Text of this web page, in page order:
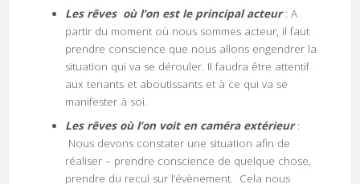
Les rêves où l’on est le principal acteur: A
partir du moment où nous sommes acteur, il faut
prendre conscience que nous allons engendrer la
situation qui va se dérouler. Il faudra être attentif
aux tenants et aboutissants et à ce qui va se
manifester à soi.
Les rêves où l’on voit en caméra extérieur :
Nous devons constater une situation afin de
réaliser – prendre conscience de quelque chose,
prendre du recul sur l’évènement. Cela nous